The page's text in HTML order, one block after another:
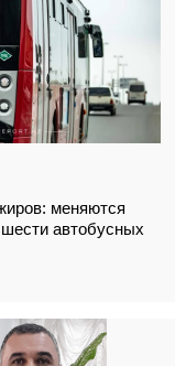
меняются
автобусных